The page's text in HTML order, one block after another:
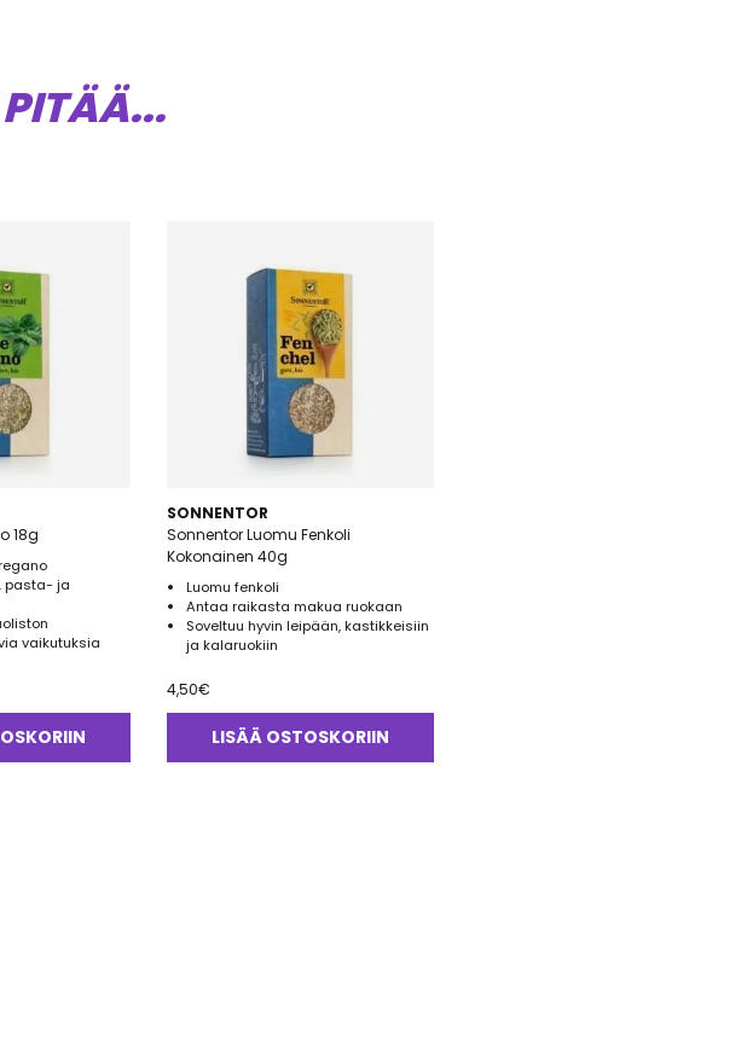
18g
pasta- ja
vaikutuksia
SONNENTOR
Sonnentor Luomu Fenkoli
Kokonainen 40g
Luomu fenkoli
Antaa raikasta makua ruokaan
Soveltuu hyvin leipään, kastikkeisiin
ja kalaruokiin
4,50€
LISÄÄ OSTOSKORIIN